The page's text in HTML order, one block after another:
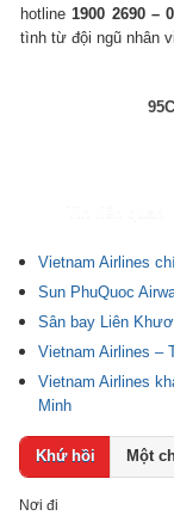
hotline 1900 2690 –
tình từ đội ngũ nhân
Vietnam Airlines
Sun PhuQuoc
Sân bay Liên
Vietnam Airlines –
Vietnam Airlines
Minh
Khứ hồi Một
Nơi đi